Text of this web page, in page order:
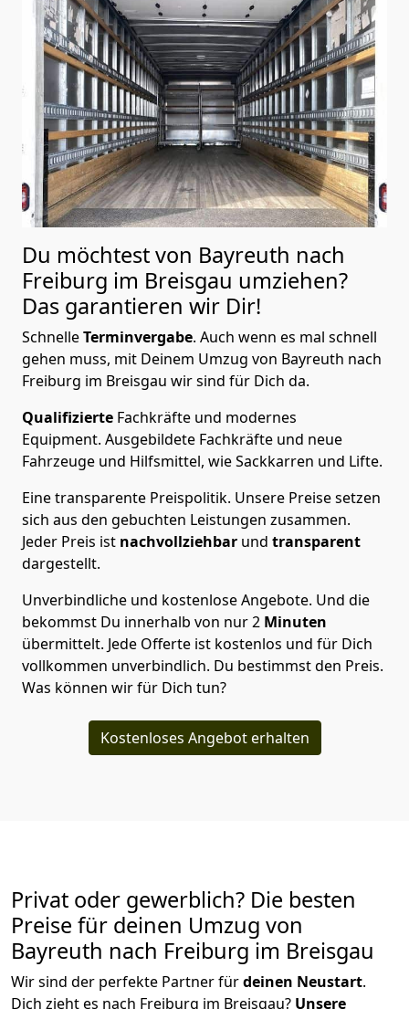
Du möchtest von Bayreuth nach
Freiburg im Breisgau umziehen?
Das garantieren wir Dir!
SchnelleTerminvergabe. Auch wenn es mal schnell
gehen muss, mit Deinem Umzug von Bayreuth nach
Freiburg im Breisgau wir sind für Dich da.
Qualifizierte Fachkräfte und modernes
Equipment. Ausgebildete Fachkräfte und neue
Fahrzeuge und Hilfsmittel, wie Sackkarren und Lifte.
Eine transparente Preispolitik. Unsere Preise setzen
sich aus den gebuchten Leistungen zusammen.
Jeder Preis ist nachvollziehbar und transparent
dargestellt.
Unverbindliche und kostenlose Angebote. Und die
bekommst Du innerhalb von nur2 Minuten
übermittelt. Jede Offerte ist kostenlos und für Dich
vollkommen unverbindlich. Du bestimmst den Preis.
Was können wir für Dich tun?
Kostenloses Angebot erhalten
Privat oder gewerblich? Die besten
Preise für deinen Umzug von
Bayreuth nach Freiburg im Breisgau
Wir sind der perfekte Partner fürdeinen Neustart.
Dich zieht es nach Freiburg im Breisgau? Unsere